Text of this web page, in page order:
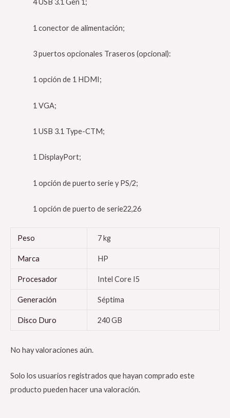
4 USB 3.1 Gen 1;
1 conector de alimentación;
3 puertos opcionales Traseros (opcional):
1 opción de 1 HDMI;
1 VGA;
1 USB 3.1 Type-CTM;
1 DisplayPort;
1 opción de puerto serie y PS/2;
1 opción de puerto de serie22,26
Peso 7 kg
Marca HP
Procesador Intel Core I5
Generación Séptima
Disco Duro 240 GB
No hay valoraciones aún.
Solo los usuarios registrados que hayan comprado este
producto pueden hacer una valoración.